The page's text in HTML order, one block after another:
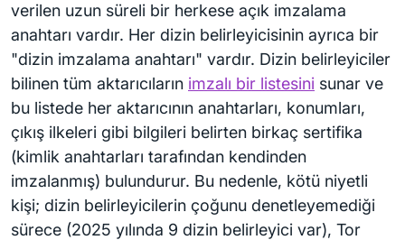
verilen uzun süreli bir herkese açık imzalama
anahtarı vardır. Her dizin belirleyicisinin ayrıca bir
"dizin imzalama anahtarı" vardır. Dizin belirleyiciler
bilinen tüm aktarıcıların imzalı bir listesini sunar ve
bu listede her aktarıcının anahtarları, konumları,
çıkış ilkeleri gibi bilgileri belirten birkaç sertifika
(kimlik anahtarları tarafından kendinden
imzalanmış) bulundurur. Bu nedenle, kötü niyetli
kişi; dizin belirleyicilerin çoğunu denetleyemediği
sürece (2025 yılında 9 dizin belirleyici var), Tor